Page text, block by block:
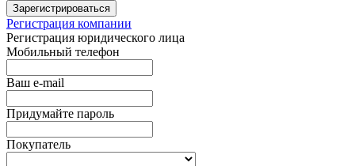
Зарегистрироваться
Регистрация компании
Регистрация юридического лица
Мобильный телефон
Ваш e-mail
Придумайте пароль
Покупатель